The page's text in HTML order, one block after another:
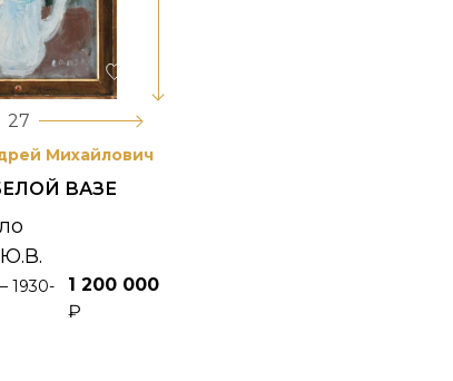
27
Михайлович
ВАЗЕ
1930-
1 200 000
₽